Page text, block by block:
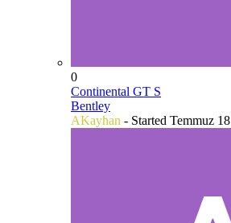
0
Continental GT S
Bentley
AKayhan - Started Temmuz 18